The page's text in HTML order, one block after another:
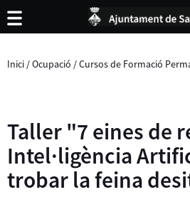
Inici /Ocupació /Cursos de Formació
Taller "7 eines de
Intel·ligència
trobar la feina